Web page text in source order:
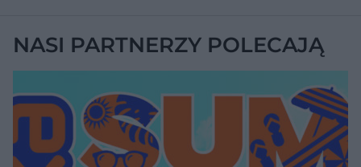
NASI PARTNERZY POLECAJĄ